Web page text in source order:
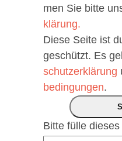
men Sie bit­te
klä­rung.
Die­se Sei­te ist
geschützt. Es
schutz­er­klä­rung
be­din­gun­gen.
Bit­te fül­le